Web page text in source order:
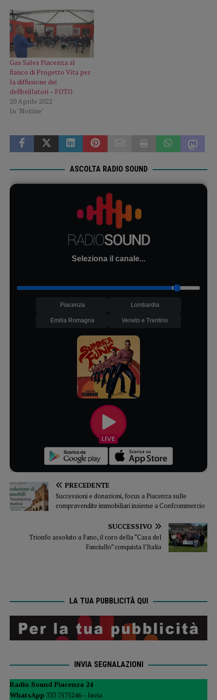
Gas Sales Piacenza al
fianco di Progetto Vita per
la diffusione dei
defibrillatori – FOTO
20 Aprile 2022
In "Notizie"
ASCOLTA RADIO SOUND
Seleziona il canale...
Piacenza Lombardia
Emilia Romagna Veneto e Trentino
PRECEDENTE
Successioni e donazioni, focus a Piacenza sulle
compravendite immobiliari insieme a Confcommercio
SUCCESSIVO
Trionfo assoluto a Fano, il coro della “Casa del
Fanciullo” conquista l’Italia
LA TUA PUBBLICITÀ QUI
INVIA SEGNALAZIONI
Radio Sound Piacenza 24
WhatsApp 333 7575246 – Invia